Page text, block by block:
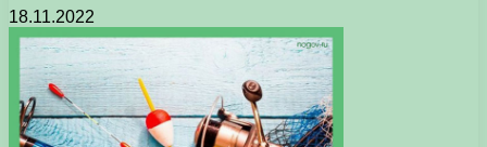
18.11.2022